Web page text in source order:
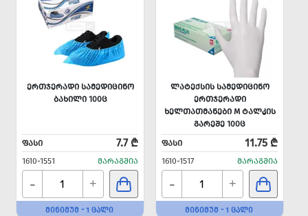
ᲔᲠᲗᲯᲔᲠᲐᲓᲘ ᲡᲐᲛᲔᲓᲘᲪᲘᲜᲝ
ᲑᲐᲮᲘᲚᲘ 100Ც
ᲤᲐᲡᲘ 7.7 ₾
1610-1551 ᲛᲐᲠᲐᲒᲨᲘᲐ
- +
ᲛᲘᲜᲘᲛᲣᲛ - 1 ᲪᲐᲚᲘ
ᲚᲐᲢᲔᲥᲡᲘᲡ ᲡᲐᲛᲔᲓᲘᲪᲘᲜᲝ
ᲔᲠᲗᲯᲔᲠᲐᲓᲘ
ᲮᲔᲚᲗᲐᲗᲛᲐᲜᲔᲑᲘ M ᲢᲐᲚᲙᲘᲡ
ᲒᲐᲠᲔᲨᲔ 100Ც
ᲤᲐᲡᲘ
11.75 ₾
1610-1517 ᲛᲐᲠᲐᲒᲨᲘᲐ
- +
ᲛᲘᲜᲘᲛᲣᲛ - 1 ᲪᲐᲚᲘ